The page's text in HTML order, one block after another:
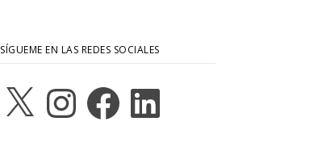
SÍGUEME EN LAS REDES SOCIALES
X InstagramFacebookLinkedIn